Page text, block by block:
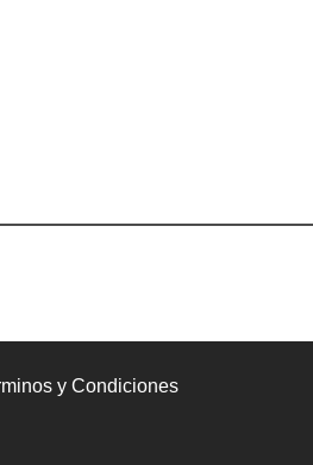
y Condiciones